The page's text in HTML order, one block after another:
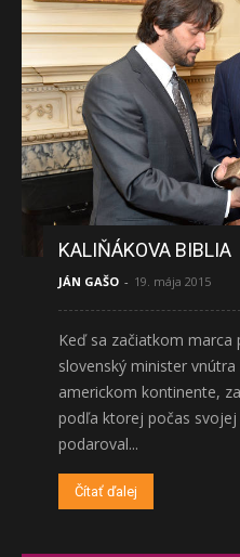
KALIŇÁKOVA BIBLIA
JÁN GAŠO - 19. mája 2015
Keď sa začiatkom marca
slovenský minister
americkom kontinente,
podľa ktorej počas
podaroval...
Čítať ďalej